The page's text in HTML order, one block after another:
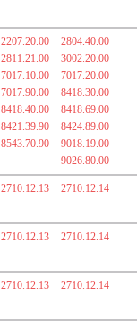
2207.20.00
2804.40.00
2811.21.00
3002.20.00
7017.10.00
7017.20.00
7017.90.00
8418.30.00
8418.40.00
8418.69.00
8421.39.90
8424.89.00
8543.70.90
9018.19.00
9026.80.00
2710.12.13 2710.12.14
2710.12.13 2710.12.14
2710.12.13 2710.12.14